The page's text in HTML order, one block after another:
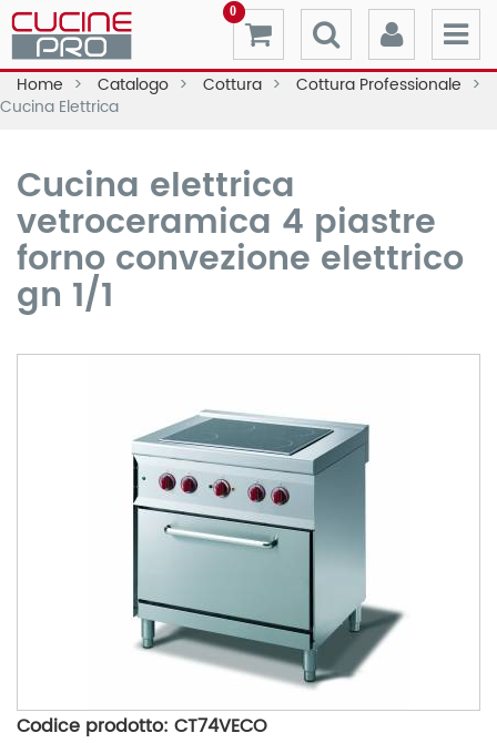
0
Home Catalogo Cottura
Cottura Professionale
Cucina Elettrica
Cucina elettrica
vetroceramica 4 piastre
forno convezione elettrico
gn 1/1
Codice prodotto: CT74VECO